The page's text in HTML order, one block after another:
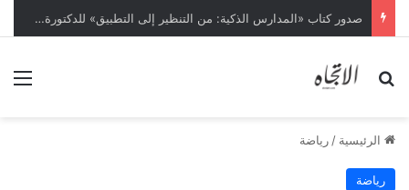
صدور كتاب «المدارس الذكية: من التنظير إلى التطبيق» للدكتورة سعاد الفيفي
بحث عن
الرئيسية / رياضة
رياضة